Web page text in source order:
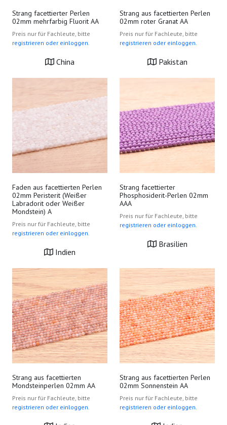
Strang facettierter Perlen
02mm mehrfarbig Fluorit AA
Preis nur für Fachleute, bitte
registrieren oder einloggen.
China
Strang aus facettierten Perlen
02mm roter Granat AA
Preis nur für Fachleute, bitte
registrieren oder einloggen.
Pakistan
Faden aus facettierten Perlen
02mm Peristerit (Weißer
Labradorit oder Weißer
Mondstein) A
Preis nur für Fachleute, bitte
registrieren oder einloggen.
Indien
Strang facettierter
Phosphosiderit-Perlen 02mm
AAA
Preis nur für Fachleute, bitte
registrieren oder einloggen.
Brasilien
Strang aus facettierten
Mondsteinperlen 02mm AA
Preis nur für Fachleute, bitte
registrieren oder einloggen.
Strang aus facettierten Perlen
02mm Sonnenstein AA
Preis nur für Fachleute, bitte
registrieren oder einloggen.